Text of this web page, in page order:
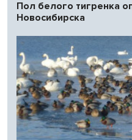
Пол белого тигренка
Новосибирска